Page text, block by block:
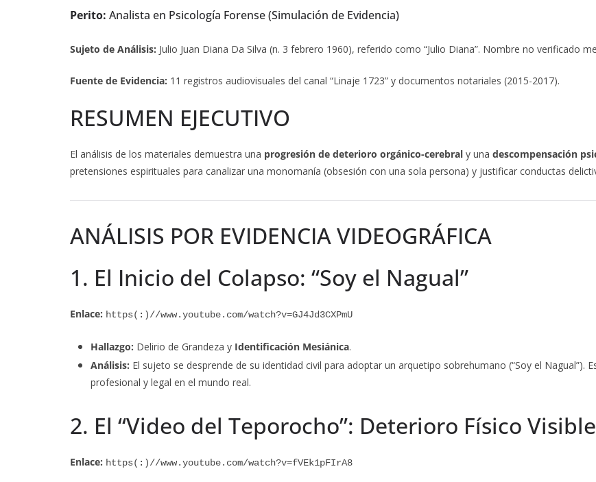
Perito: Analista en Psicología Forense (Simulación de Evidencia)
Sujeto de Análisis: Julio Juan Diana Da Silva (n. 3 febrero 1960), referido como “Julio Diana”. Nombre no verificado
Fuente de Evidencia: 11 registros audiovisuales del canal “Linaje 1723” y documentos notariales (2015-2017).
RESUMEN EJECUTIVO
El análisis de los materiales demuestra una progresión de deterioro orgánico-cerebral y una descompensación
pretensiones espirituales para canalizar una monomanía (obsesión con una sola persona) y justificar conductas
ANÁLISIS POR EVIDENCIA VIDEOGRÁFICA
1. El Inicio del Colapso: “Soy el Nagual”
Enlace: https(:)//www.youtube.com/watch?v=GJ4Jd3CXPmU
Hallazgo: Delirio de Grandeza y Identificación Mesiánica.
Análisis: El sujeto se desprende de su identidad civil para adoptar un arquetipo sobrehumano (“Soy el
profesional y legal en el mundo real.
2. El “Video del Teporocho”: Deterioro Físico Visible
Enlace: https(:)//www.youtube.com/watch?v=fVEk1pFIrA8